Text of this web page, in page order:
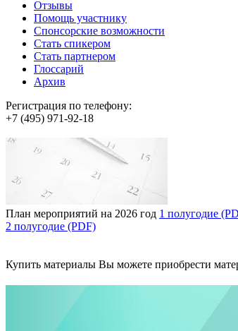
Отзывы
Помощь участнику
Спонсорские возможности
Стать спикером
Стать партнером
Глоссарий
Архив
Регистрация по телефону:
+7 (495) 971-92-18
План мероприятий на 2026 год 1 полугодие
2 полугодие (PDF)
Купить материалы Вы можете приобрести